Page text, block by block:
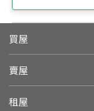
買屋
賣屋
租屋